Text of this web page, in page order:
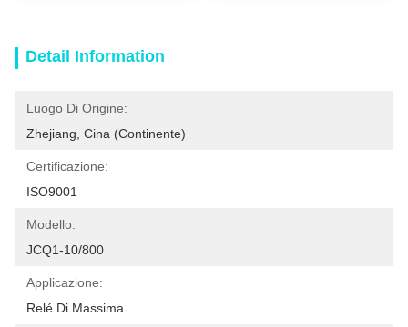
Detail Information
Luogo Di Origine:
Zhejiang, Cina (continente)
Certificazione:
ISO9001
Modello:
JCQ1-10/800
Applicazione:
Relé Di Massima